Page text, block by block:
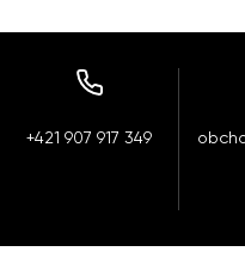
+421 907 917 349